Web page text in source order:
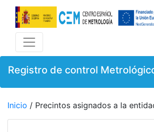
Registro de control
Inicio / Precintos asignados a la